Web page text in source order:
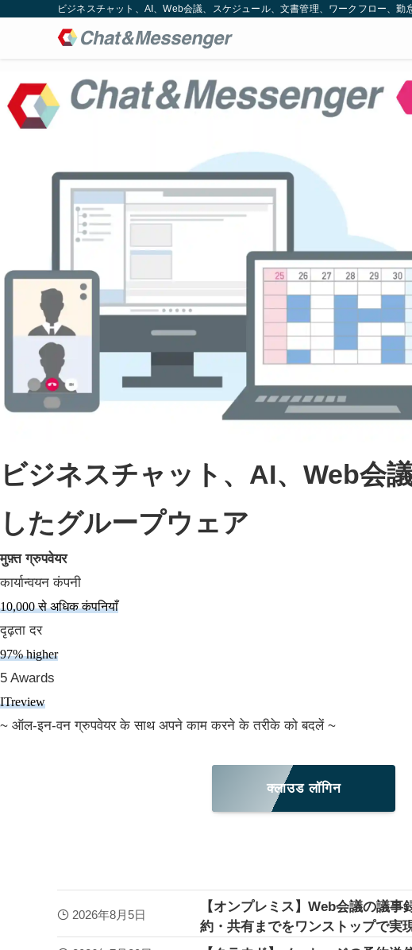
ビジネスチャット、AI、Web会議、スケジュール、文書管理、ワークフロー、
ビジネスチャット、AI、Web会
したグループウェア
मुफ़्त ग्रुपवेयर
कार्यान्वयन कंपनी
10,000 से अधिक कंपनियाँ
दृढ़ता दर
97% higher
5 Awards
ITreview
~ ऑल-इन-वन ग्रुपवेयर के साथ अपने काम करने के तरीके को बदलें ~
क्लाउड लॉगिन
2026年8月5日
【オンプレミス】Web会議の議
約・共有までをワンストップで実